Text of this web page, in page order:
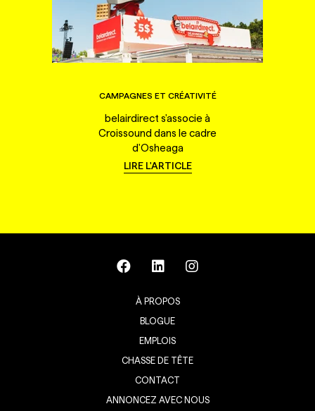
CAMPAGNES ET CRÉATIVITÉ
belairdirect s'associe à
Croissound dans le cadre
d'Osheaga
LIRE L'ARTICLE
À PROPOS
BLOGUE
EMPLOIS
CHASSE DE TÊTE
CONTACT
ANNONCEZ AVEC NOUS